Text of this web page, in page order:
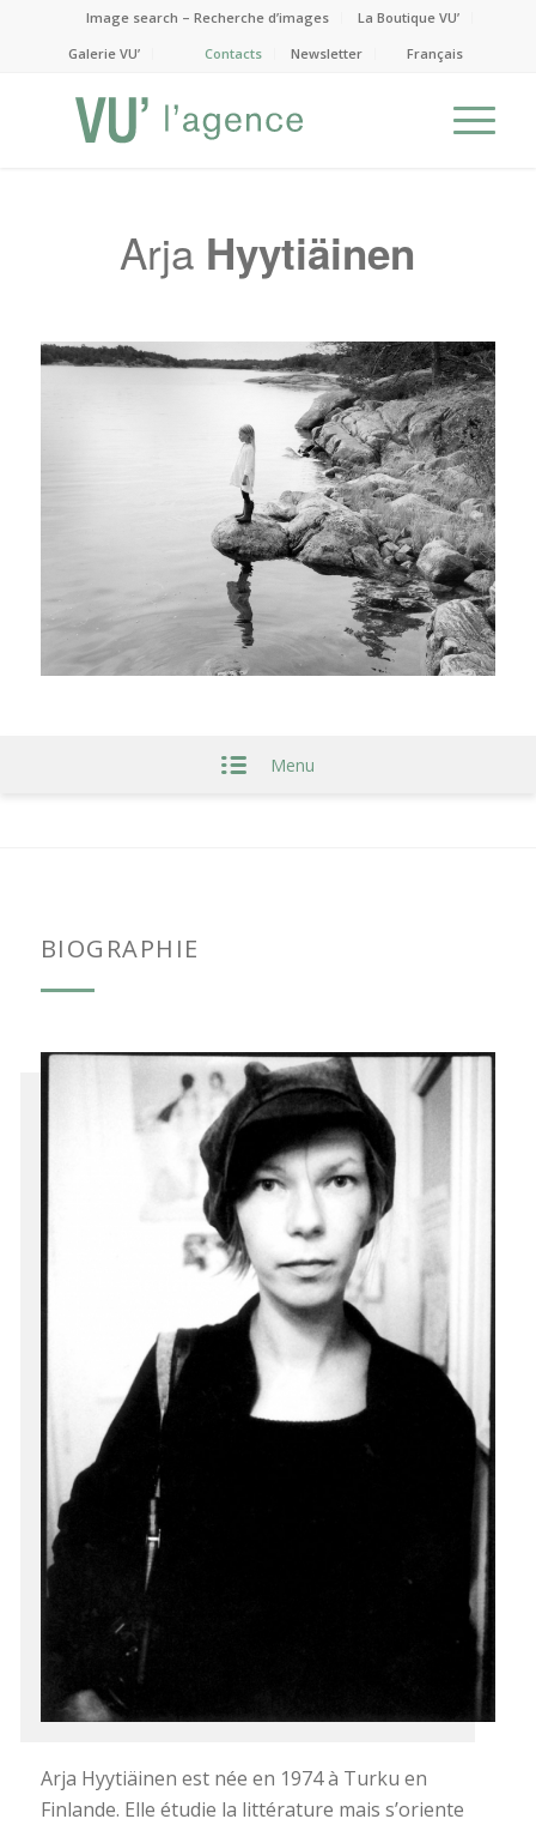
Image search – Recherche d’images
La Boutique VU’
Galerie VU’
Contacts Newsletter Français
Arja Hyytiäinen
Menu
BIOGRAPHIE
Arja Hyytiäinen est née en 1974 à Turku en
Finlande. Elle étudie la littérature mais s’oriente